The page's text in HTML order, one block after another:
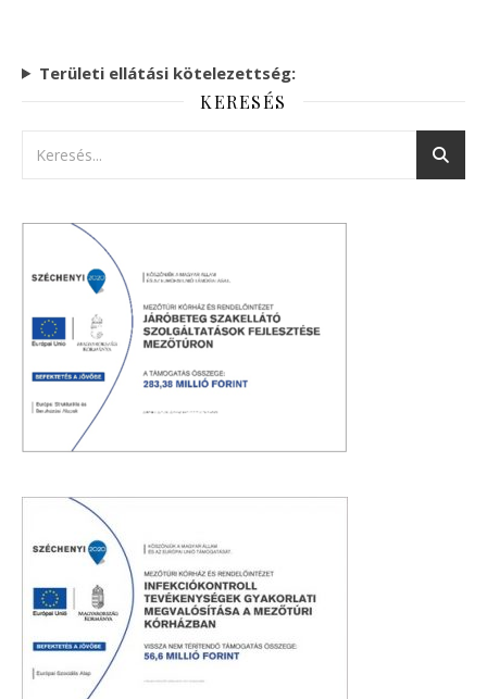
Területi ellátási kötelezettség:
KERESÉS